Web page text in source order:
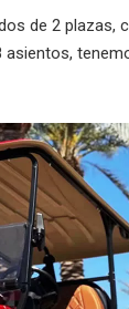
de 2 plazas,